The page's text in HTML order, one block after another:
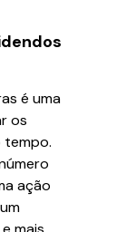
é uma
os
tempo.
ação